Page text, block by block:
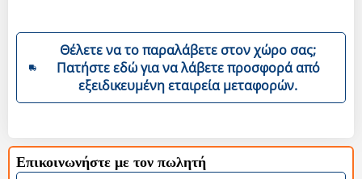
Θέλετε να το παραλάβετε στον χώρο σας;
Πατήστε εδώ για να λάβετε προσφορά από
εξειδικευμένη εταιρεία μεταφορών.
Επικοινωνήστε με τον πωλητή